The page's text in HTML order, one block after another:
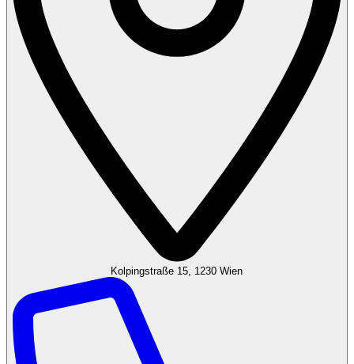
Kolpingstraße 15, 1230 Wien